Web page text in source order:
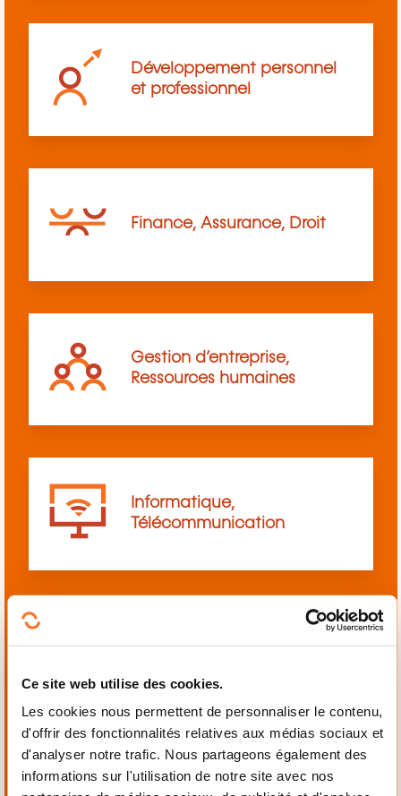
Ce site web utilise des cookies.
Les cookies nous permettent de personnaliser le contenu,
d'offrir des fonctionnalités relatives aux médias sociaux et
d'analyser notre trafic. Nous partageons également des
informations sur l'utilisation de notre site avec nos
Développement personnel
et professionnel
Finance, Assurance, Droit
Gestion d’entreprise,
Ressources humaines
Informatique,
Télécommunication
Mécanique,